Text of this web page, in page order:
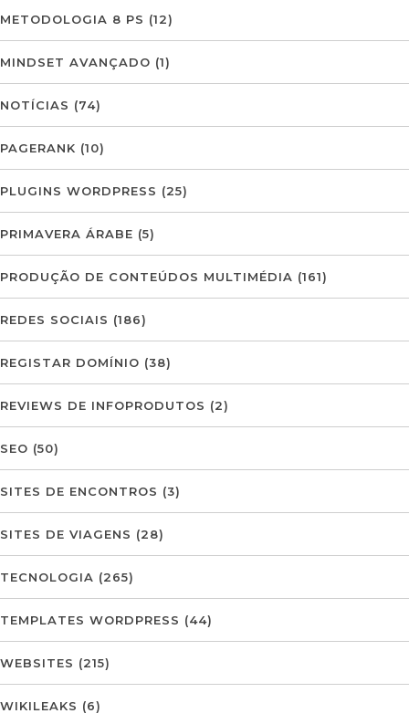
METODOLOGIA 8 PS (12)
MINDSET AVANÇADO (1)
NOTÍCIAS (74)
PAGERANK (10)
PLUGINS WORDPRESS (25)
PRIMAVERA ÁRABE (5)
PRODUÇÃO DE CONTEÚDOS MULTIMÉDIA (161)
REDES SOCIAIS (186)
REGISTAR DOMÍNIO (38)
REVIEWS DE INFOPRODUTOS (2)
SEO (50)
SITES DE ENCONTROS (3)
SITES DE VIAGENS (28)
TECNOLOGIA (265)
TEMPLATES WORDPRESS (44)
WEBSITES (215)
WIKILEAKS (6)